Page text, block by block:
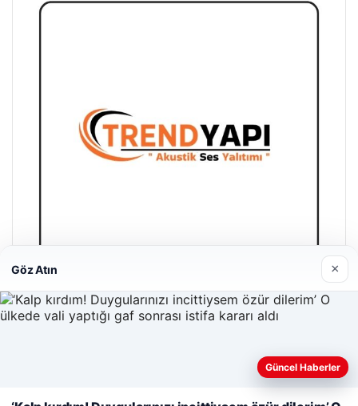
Trend Yapı Akustik
Web sitemizi nasıl kullandığınızı daha iyi anlayabilmek,
Göz Atın ×
Güncel Haberler